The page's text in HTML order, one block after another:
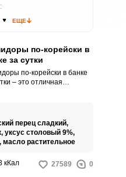
ЕЩЕ
по-корейски в
за сутки
по-корейски в банке
– это отличная
суток уходит на то, чтобы
промариновались – и
Вкусные и в меру
с большим количеством
перца они содержат
перец сладкий,
уксус столовый 9%,
масло растительное
кКал 27589 0